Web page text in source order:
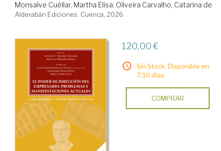
Monsalve Cuéllar, Martha Elisa; Oliveira Carvalho, Catarina de
Alderabán Ediciones. Cuenca, 2026
120,00 €
Sin Stock. Disponible en
7/10 días.
COMPRAR